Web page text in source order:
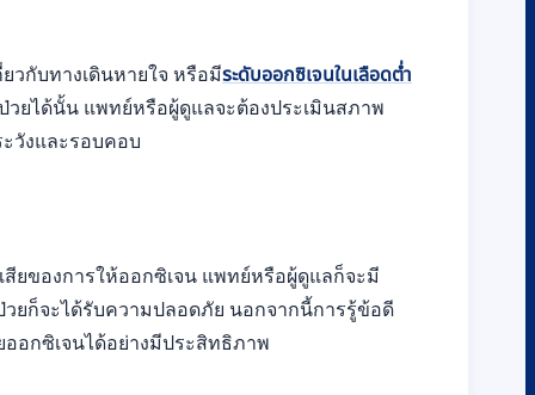
วกับทางเดินหายใจ หรือมีระดับออกซิเจนในเลือดต่ำ
ยได้นั้น แพทย์หรือผู้ดูแลจะต้องประเมินสภาพ
วังและรอบคอบ
สียของการให้ออกซิเจน แพทย์หรือผู้ดูแลก็จะมี
ยก็จะได้รับความปลอดภัย นอกจากนี้การรู้ข้อดี
อกซิเจนได้อย่างมีประสิทธิภาพ